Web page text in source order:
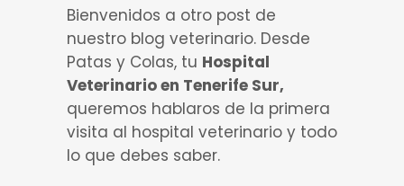
Bienvenidos a otro post de
nuestro blog veterinario. Desde
Patas y Colas, tu Hospital
Veterinario en Tenerife Sur,
queremos hablaros de la primera
visita al hospital veterinario y todo
lo que debes saber.